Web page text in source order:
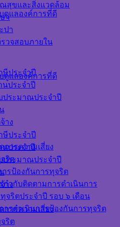
ดูแลองค์การที่ดี
ษีประจำปี
นประจำปี
ประมาณประจำปี
าง
การความเสี่ยง
ริต
รป้องกันการทุจริต
กำกับติดตามการดำเนินการ
จริตประจำปี รอบ ๖ เดือน
ารดำเนินการป้องกันการทุจริต
สุขและสิ่งแวดล้อม
า
ปา
วจสอบภายใน
ดูแลองค์การที่ดี
ษีประจำปี
นประจำปี
ประมาณประจำปี
าง
การความเสี่ยง
ริต
ศจิกายน 2022
ข่าวจัดซื้อ จัดจ้าง
เผยแพร่ราคากลาง